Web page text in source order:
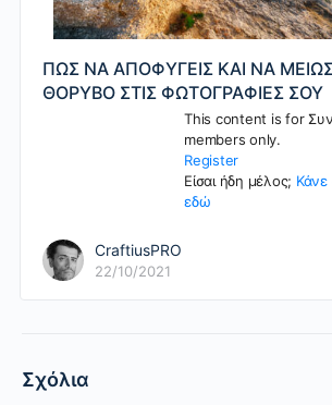
ΠΩΣ ΝΑ ΑΠΟΦΥΓΕΙΣ ΚΑΙ ΝΑ
ΘΟΡΥΒΟ ΣΤΙΣ ΦΩΤΟΓΡΑΦΙΕΣ ΣΟΥ
This content is for
members only.
Register
Είσαι ήδη μέλος; Κάνε
εδώ
CraftiusPRO
22/10/2021
Σχόλια